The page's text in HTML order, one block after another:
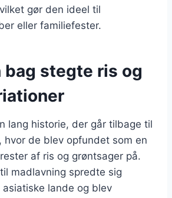
gør den ideel til
eller familiefester.
stegte ris og
lang historie, der går tilbage til
hvor de blev opfundet som en
af ris og grøntsager på.
madlavning spredte sig
lande og blev